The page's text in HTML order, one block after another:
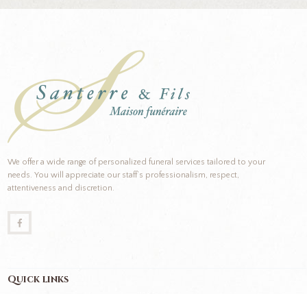
We offer a wide range of personalized funeral services tailored to your
needs. You will appreciate our staff’s professionalism, respect,
attentiveness and discretion.
Quick links